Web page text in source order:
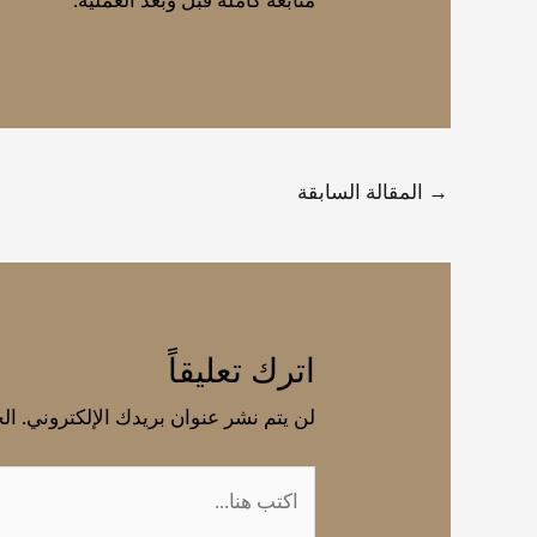
→ المقالة السابقة
اترك تعليقاً
لن يتم نشر عنوان بريدك الإلكتروني.